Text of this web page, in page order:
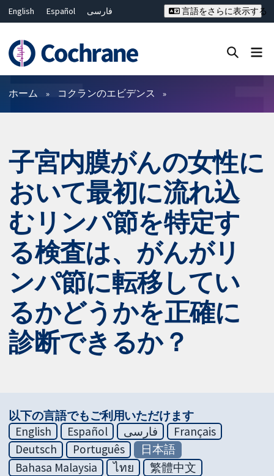
English Español
فارسی
Deutsch
Bahasa Malaysia
ไทย
繁體中文
简体中文
言語をさらに表示する
フィルター
ホーム コクランのエビデンス
子宮内膜がんの女性に
おいて最初に流れ込
むリンパ節を特定す
る検査は、がんがリ
ンパ節に転移してい
るかどうかを正確に
診断できるか？
以下の言語でもご利用いただけます
English
Español فارسی
Français
Deutsch
Português
日本語
Bahasa Malaysia
ไทย
繁體中文